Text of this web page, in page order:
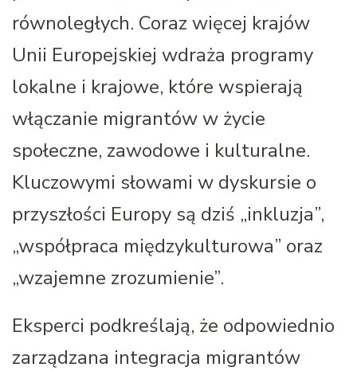
równoległych. Coraz więcej krajów
Unii Europejskiej wdraża programy
lokalne i krajowe, które wspierają
włączanie migrantów w życie
społeczne, zawodowe i kulturalne.
Kluczowymi słowami w dyskursie o
przyszłości Europy są dziś „inkluzja”,
„współpraca międzykulturowa” oraz
„wzajemne zrozumienie”.
Eksperci podkreślają, że odpowiednio
zarządzana integracja migrantów